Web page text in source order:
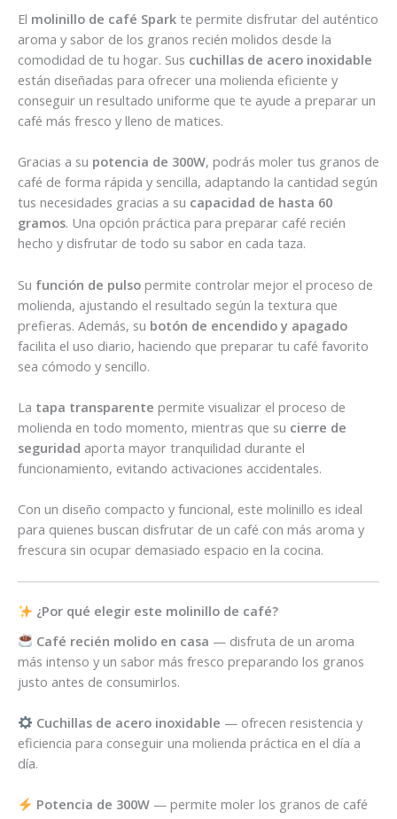
El molinillo de café Spark te permite disfrutar del auténtico
aroma y sabor de los granos recién molidos desde la
comodidad de tu hogar. Sus cuchillas de acero inoxidable
están diseñadas para ofrecer una molienda eficiente y
conseguir un resultado uniforme que te ayude a preparar un
café más fresco y lleno de matices.
Gracias a su potencia de 300W, podrás moler tus granos de
café de forma rápida y sencilla, adaptando la cantidad según
tus necesidades gracias a su capacidad de hasta 60
gramos. Una opción práctica para preparar café recién
hecho y disfrutar de todo su sabor en cada taza.
Su función de pulso permite controlar mejor el proceso de
molienda, ajustando el resultado según la textura que
prefieras. Además, su botón de encendido y apagado
facilita el uso diario, haciendo que preparar tu café favorito
sea cómodo y sencillo.
La tapa transparente permite visualizar el proceso de
molienda en todo momento, mientras que su cierre de
seguridad aporta mayor tranquilidad durante el
funcionamiento, evitando activaciones accidentales.
Con un diseño compacto y funcional, este molinillo es ideal
para quienes buscan disfrutar de un café con más aroma y
frescura sin ocupar demasiado espacio en la cocina.
¿Por qué elegir este molinillo de café?
Café recién molido en casa — disfruta de un aroma
más intenso y un sabor más fresco preparando los granos
justo antes de consumirlos.
Cuchillas de acero inoxidable — ofrecen resistencia y
eficiencia para conseguir una molienda práctica en el día a
día.
Potencia de 300W— permite moler los granos de café